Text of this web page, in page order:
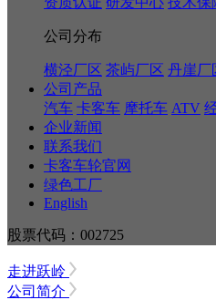
公司分布
横泾厂区 茶屿厂区 丹崖厂
公司产品
汽车 卡客车 摩托车 ATV
企业新闻
联系我们
卡客车轮官网
绿色工厂
English
股票代码：002725
走进跃岭
公司简介